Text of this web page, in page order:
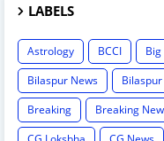
LABELS
Astrology BCCI
Bilaspur News
Breaking
Breaking